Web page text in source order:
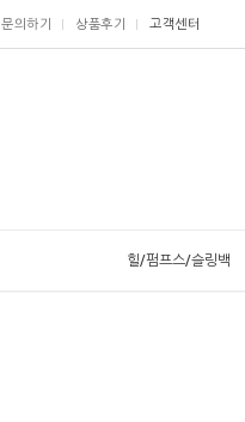
문의하기 상품후기 고객센터
힐/펌프스/슬링백